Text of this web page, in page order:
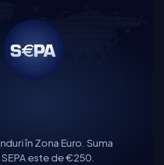
în Zona Euro. Suma
este de €250.